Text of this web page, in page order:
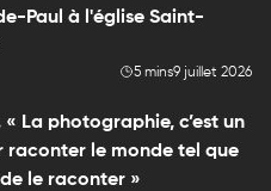
Paul à l'église Saint-
5 mins9 juillet 2026
« La photographie, c’est un
raconter le monde tel que
de le raconter »